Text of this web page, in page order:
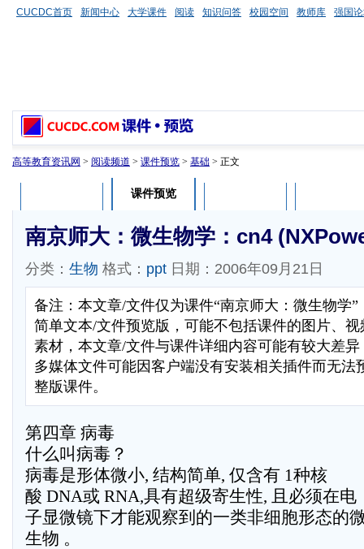
CUCDC首页 新闻中心 大学课件 阅读 知识问答 校园空间 教师库 强国
高等教育资讯网 > 阅读频道 > 课件预览 > 基础 > 正文
课件预览
南京师大：微生物学：cn4
分类： 生物 格式： ppt 日期：2006年09月21日
备注：本文章/文件仅为课件“南京师大：微生物学
简单文本/文件预览版，可能不包括课件的图片、
素材，本文章/文件与课件详细内容可能有较大差
多媒体文件可能因客户端没有安装相关插件而无法
整版课件。
第四章 病毒
什么叫病毒？
病毒是形体微小, 结构简单, 仅含有 1种核
酸 DNA或 RNA,具有超级寄生性, 且必须在电
子显微镜下才能观察到的一类非细胞形态的
生物 。